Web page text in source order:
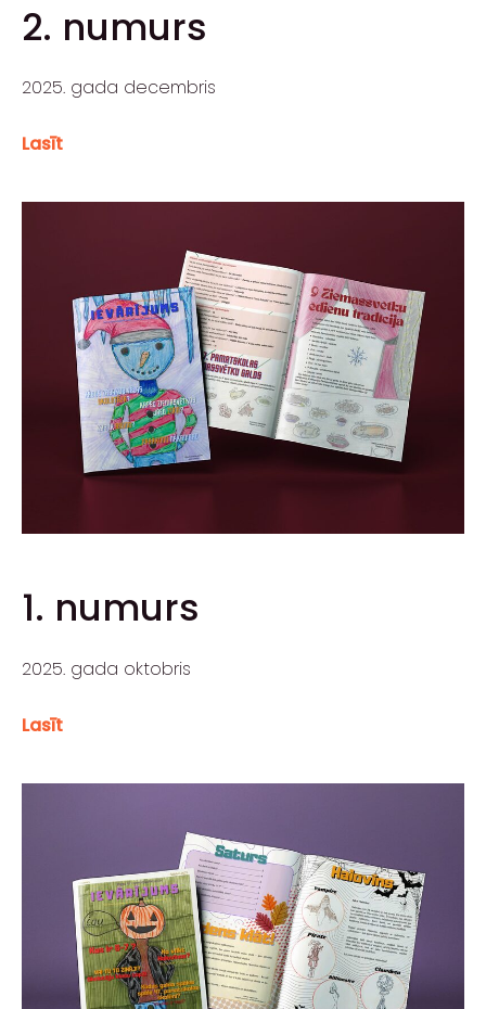
2. numurs
2025. gada decembris
Lasīt
1. numurs
2025. gada oktobris
Lasīt